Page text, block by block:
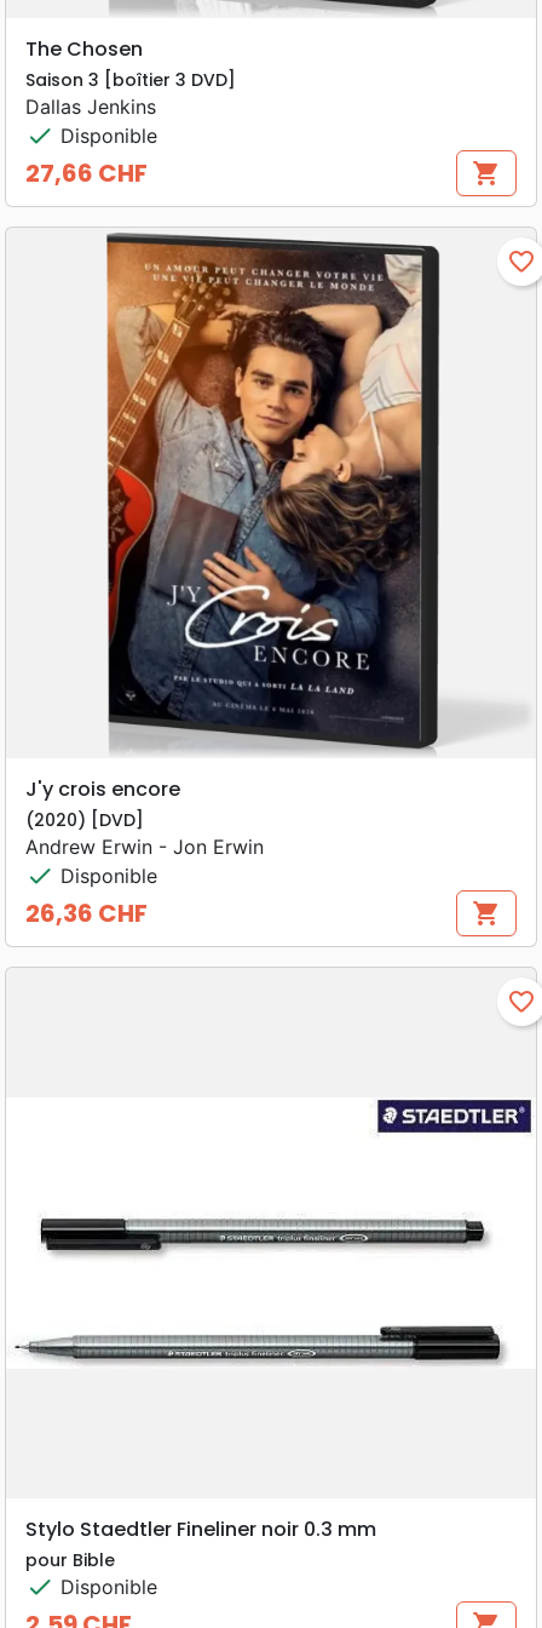
The Chosen
Saison 3 [boîtier 3 DVD]
Dallas Jenkins
check Disponible
Prix
27,66 CHF shopping_cart
favorite_border
J'y crois encore
(2020) [DVD]
Andrew Erwin - Jon Erwin
check Disponible
Prix
26,36 CHF shopping_cart
favorite_border
Stylo Staedtler Fineliner noir 0.3 mm
pour Bible
check Disponible